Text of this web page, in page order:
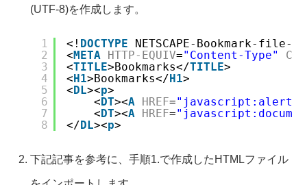
(UTF-8)を作成します。
1
2
3
4
5
6
7
8
<! DOCTYPE
NETSCAPE-Bookmark-file-1>
<META HTTP-EQUIV="Content-Type"
<TITLE>Bookmarks</TITLE>
< H1>Bookmarks</ H1>
< DL><p>
< DT><A HREF=
< DT><A HREF=
</ DL><p>
下記記事を参考に、手順1.で作成したHTMLファイル